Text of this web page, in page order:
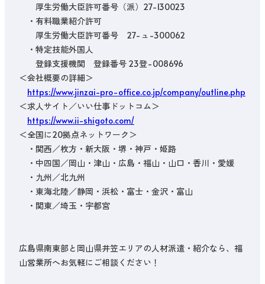
厚生労働大臣許可番号（派）27-130023
・有料職業紹介許可
厚生労働大臣許可番号　27-ュ-300062
・特定技能外国人
登録支援機関　登録番号 23登-008696
＜会社概要の詳細＞
https://www.jinzai-pro-office.co.jp/company/outline.php
＜求人サイト／いい仕事ドットコム＞
https://www.ii-shigoto.com/
＜全国に20拠点ネットワーク＞
・関西／枚方・新大阪・堺・神戸・姫路
・中四国／岡山・津山・広島・福山・山口・香川・愛媛
・九州／北九州
・東海北陸／静岡・浜松・富士・金沢・富山
・関東／埼玉・宇都宮
広島県南東部と岡山県井笠エリアの人材派遣・紹介なら、福
山営業所へお気軽にご相談ください！